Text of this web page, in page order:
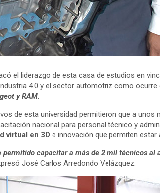
el liderazgo de esta casa de estudios en
4.0 y el sector automotriz como ocurre
y RAM.
de esta universidad permitieron que a unos
nacional para personal técnico y
virtual en 3D e innovación que permiten estar
capacitar a más de 2 mil técnicos al
José Carlos Arredondo Velázquez.